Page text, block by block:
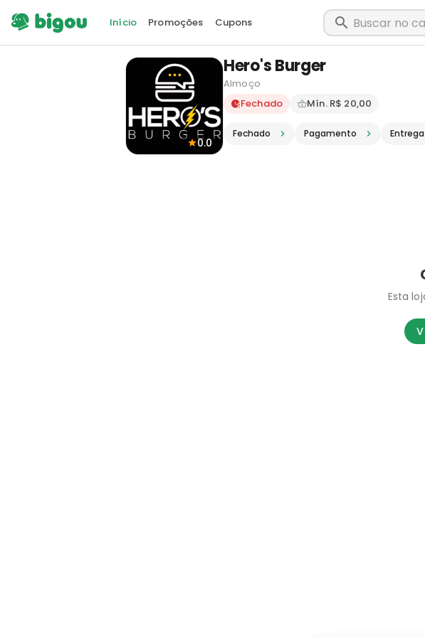
Início Promoções Cupons
0.0
Hero's Burger
Almoço
Delivery em Viçosa -
Fechado Mín. R$ 20,00
Fechado Pagamento Entrega
Esta